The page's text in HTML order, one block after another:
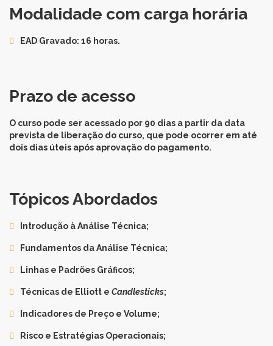
Modalidade com carga horária
EAD Gravado: 16 horas.
Prazo de acesso
O curso pode ser acessado por 90 dias a partir da data
prevista de liberação do curso, que pode ocorrer em até
dois dias úteis após aprovação do pagamento.
Tópicos Abordados
Introdução à Análise Técnica;
Fundamentos da Análise Técnica;
Linhas e Padrões Gráficos;
Técnicas de Elliott e Candlesticks;
Indicadores de Preço e Volume;
Risco e Estratégias Operacionais;